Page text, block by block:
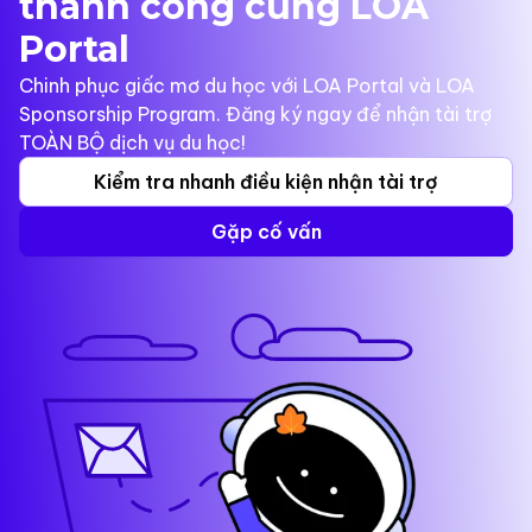
Portal
Chinh phục giấc mơ du học với LOA Portal và LOA
Sponsorship Program. Đăng ký ngay để nhận tài trợ
TOÀN BỘ dịch vụ du học!
Kiểm tra nhanh điều kiện nhận tài trợ
Gặp cố vấn